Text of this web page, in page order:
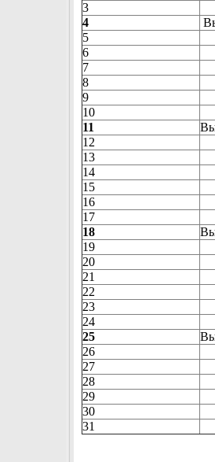
3
4
5
6
7
8
9
10
11
12
13
14
15
16
17
18
19
20
21
22
23
24
25
26
27
28
29
30
31